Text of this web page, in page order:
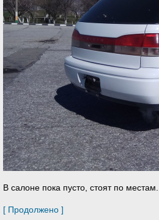
В салоне пока пусто, стоят по местам...
[ Продолжено ]